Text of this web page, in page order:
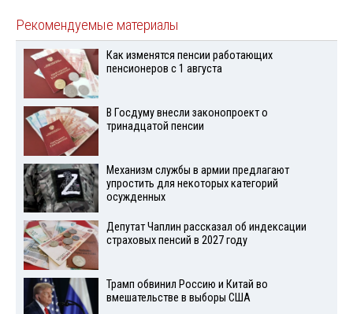
Рекомендуемые материалы
Как изменятся пенсии работающих
пенсионеров с 1 августа
В Госдуму внесли законопроект о
тринадцатой пенсии
Механизм службы в армии предлагают
упростить для некоторых категорий
осужденных
Депутат Чаплин рассказал об индексации
страховых пенсий в 2027 году
Трамп обвинил Россию и Китай во
вмешательстве в выборы США